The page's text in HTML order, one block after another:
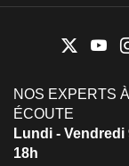
NOS EXPERTS
ÉCOUTE
Lundi - Vendredi
18h